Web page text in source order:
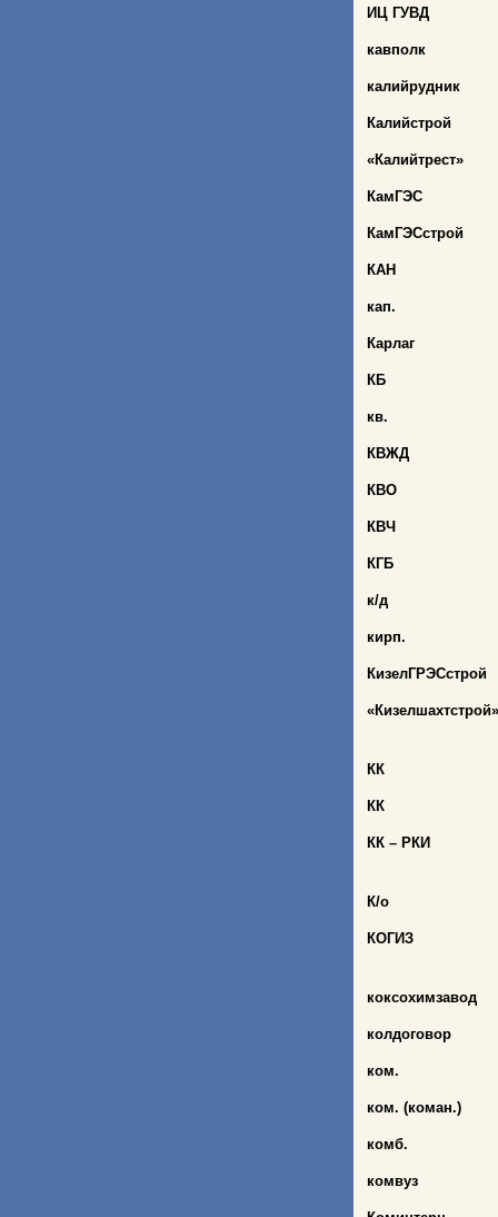
ИЦ ГУВД
кавполк
калийрудник
Калийстрой
«Калийтрест»
КамГЭС
КамГЭСстрой
КАН
кап.
Карлаг
КБ
кв.
КВЖД
КВО
КВЧ
КГБ
к/д
кирп.
КизелГРЭСстрой
«Кизелшахтстрой»
КК
КК
КК – РКИ
К/о
КОГИЗ
коксохимзавод
колдоговор
ком.
ком. (коман.)
комб.
комвуз